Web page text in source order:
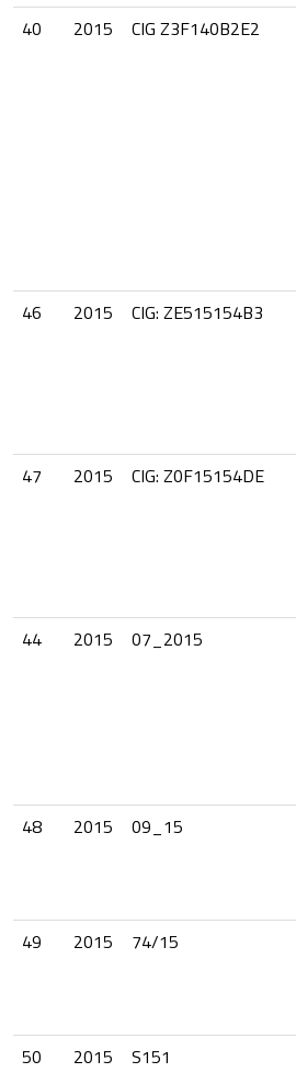
40
2015 CIG Z3F140B2E2
46
2015 CIG: ZE515154B3
47
2015 CIG: Z0F15154DE
44
2015 07_2015
48
2015 09_15
49
2015 74/15
50
2015 S151